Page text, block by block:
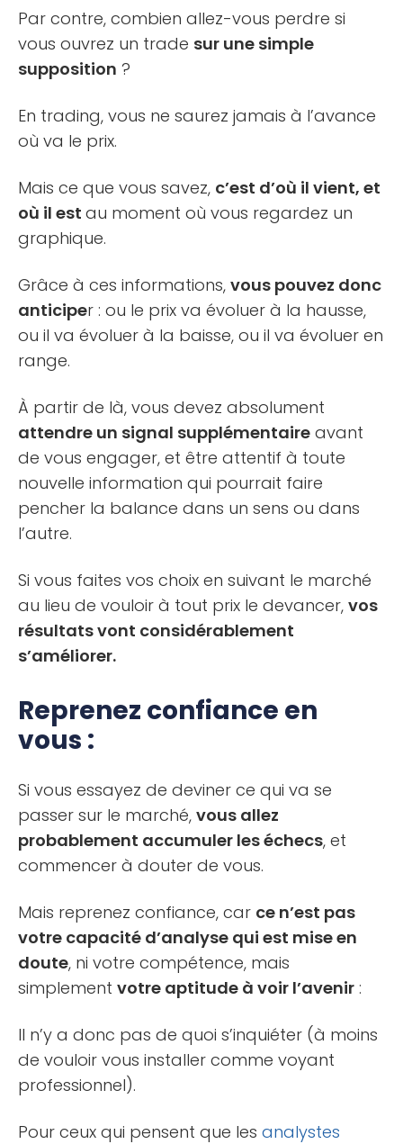
Par contre, combien allez-vous perdre si
vous ouvrez un trade sur une simple
supposition ?
En trading, vous ne saurez jamais à l’avance
où va le prix.
Mais ce que vous savez, c’est d’où il vient, et
où il est au moment où vous regardez un
graphique.
Grâce à ces informations, vous pouvez donc
anticiper : ou le prix va évoluer à la hausse,
ou il va évoluer à la baisse, ou il va évoluer en
range.
À partir de là, vous devez absolument
attendre un signal supplémentaire avant
de vous engager, et être attentif à toute
nouvelle information qui pourrait faire
pencher la balance dans un sens ou dans
l’autre.
Si vous faites vos choix en suivant le marché
au lieu de vouloir à tout prix le devancer, vos
résultats vont considérablement
s’améliorer.
Reprenez confiance en
vous :
Si vous essayez de deviner ce qui va se
passer sur le marché, vous allez
probablement accumuler les échecs, et
commencer à douter de vous.
Mais reprenez confiance, car ce n’est pas
votre capacité d’analyse qui est mise en
doute, ni votre compétence, mais
simplement votre aptitude à voir l’avenir :
Il n’y a donc pas de quoi s’inquiéter (à moins
de vouloir vous installer comme voyant
professionnel).
Pour ceux qui pensent que les analystes